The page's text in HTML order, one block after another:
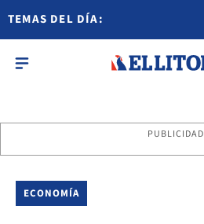
TEMAS DEL DÍA:
PUBLICIDAD
ECONOMÍA